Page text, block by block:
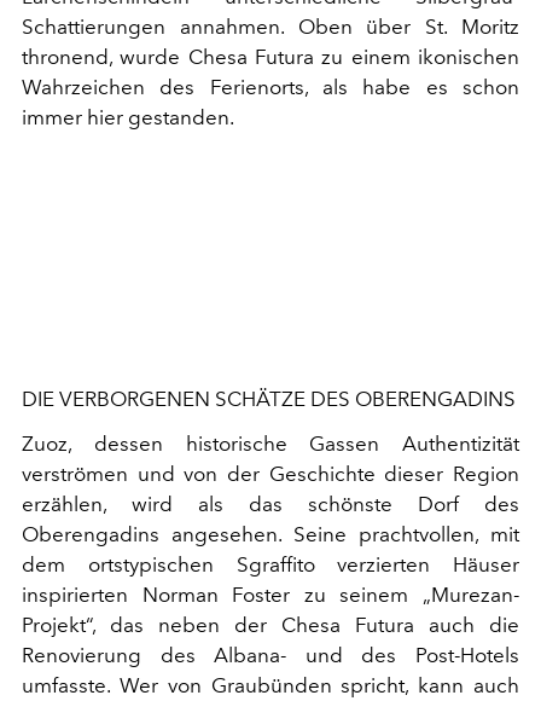
Schattierungen annahmen. Oben über St. Moritz
thronend, wurde Chesa Futura zu einem ikonischen
Wahrzeichen des Ferienorts, als habe es schon
immer hier gestanden.
DIE VERBORGENEN SCHÄTZE DES OBERENGADINS
Zuoz, dessen historische Gassen Authentizität
verströmen und von der Geschichte dieser Region
erzählen, wird als das schönste Dorf des
Oberengadins angesehen. Seine prachtvollen, mit
dem ortstypischen Sgraffito verzierten Häuser
inspirierten Norman Foster zu seinem „Murezan-
Projekt“, das neben der Chesa Futura auch die
Renovierung des Albana- und des Post-Hotels
umfasste. Wer von Graubünden spricht, kann auch